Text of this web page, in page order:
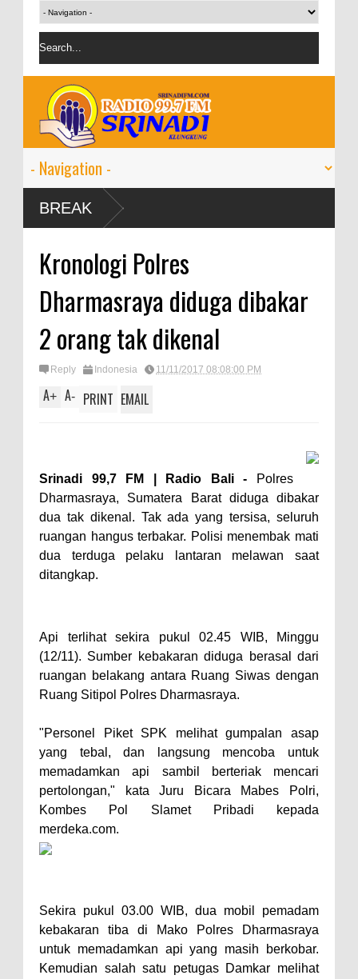
BREAK
Kronologi Polres
Dharmasraya diduga dibakar
2 orang tak dikenal
Reply Indonesia 11/11/2017 08:08:00 PM
A+ A- PRINT EMAIL
Srinadi 99,7 FM | Radio Bali -
Polres
Dharmasraya, Sumatera Barat diduga dibakar
dua tak dikenal. Tak ada yang tersisa, seluruh
ruangan hangus terbakar. Polisi menembak mati
dua terduga pelaku lantaran melawan saat
ditangkap.
Api terlihat sekira pukul 02.45 WIB, Minggu
(12/11). Sumber kebakaran diduga berasal dari
ruangan belakang antara Ruang Siwas dengan
Ruang Sitipol Polres Dharmasraya.
"Personel Piket SPK melihat gumpalan asap
yang tebal, dan langsung mencoba untuk
memadamkan api sambil berteriak mencari
pertolongan," kata Juru Bicara Mabes Polri,
Kombes Pol Slamet Pribadi kepada
merdeka.com.
Sekira pukul 03.00 WIB, dua mobil pemadam
kebakaran tiba di Mako Polres Dharmasraya
untuk memadamkan api yang masih berkobar.
Kemudian salah satu petugas Damkar melihat